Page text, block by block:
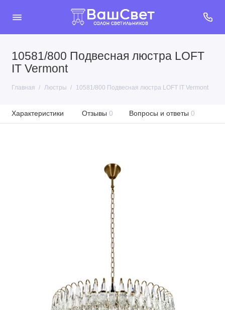
10581/800 Подвесная люстра LOFT
IT Vermont
Главная Люстры 10581/800 Подвесная люстра LOFT IT Vermont
Характеристики Отзывы 0 Вопросы и ответы 0